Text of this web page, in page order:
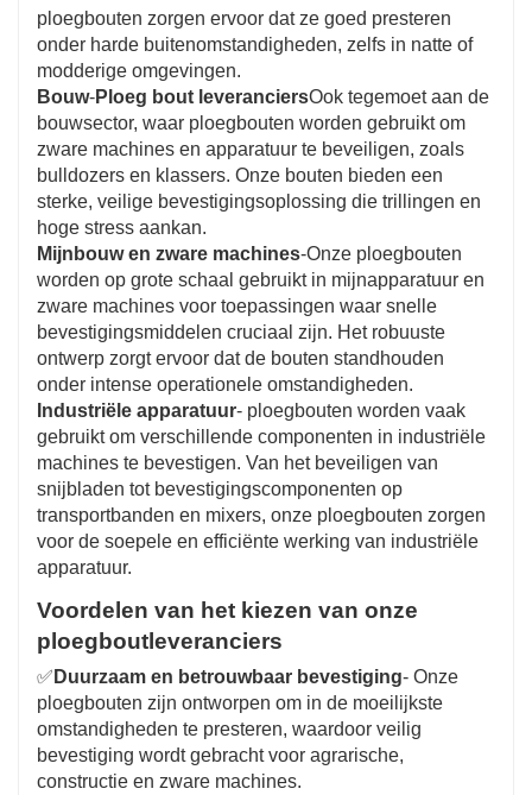
ploegbouten zorgen ervoor dat ze goed presteren
onder harde buitenomstandigheden, zelfs in natte of
modderige omgevingen.
Bouw-Ploeg bout leveranciersOok tegemoet aan de
bouwsector, waar ploegbouten worden gebruikt om
zware machines en apparatuur te beveiligen, zoals
bulldozers en klassers. Onze bouten bieden een
sterke, veilige bevestigingsoplossing die trillingen en
hoge stress aankan.
Mijnbouw en zware machines-Onze ploegbouten
worden op grote schaal gebruikt in mijnapparatuur en
zware machines voor toepassingen waar snelle
bevestigingsmiddelen cruciaal zijn. Het robuuste
ontwerp zorgt ervoor dat de bouten standhouden
onder intense operationele omstandigheden.
Industriële apparatuur- ploegbouten worden vaak
gebruikt om verschillende componenten in industriële
machines te bevestigen. Van het beveiligen van
snijbladen tot bevestigingscomponenten op
transportbanden en mixers, onze ploegbouten zorgen
voor de soepele en efficiënte werking van industriële
apparatuur.
Voordelen van het kiezen van onze
ploegboutleveranciers
✅ Duurzaam en betrouwbaar bevestiging- Onze
ploegbouten zijn ontworpen om in de moeilijkste
omstandigheden te presteren, waardoor veilig
bevestiging wordt gebracht voor agrarische,
constructie en zware machines.